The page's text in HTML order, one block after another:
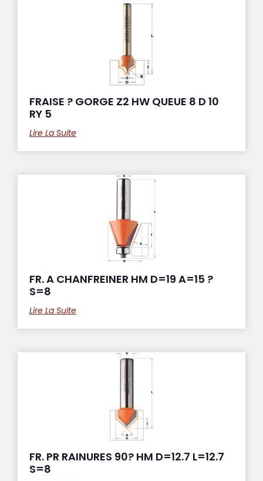
FRAISE ? GORGE Z2 HW QUEUE 8 D 10
RY 5
Lire La Suite
FR. A CHANFREINER HM D=19 A=15 ?
S=8
Lire La Suite
FR. PR RAINURES 90? HM D=12.7 L=12.7
S=8